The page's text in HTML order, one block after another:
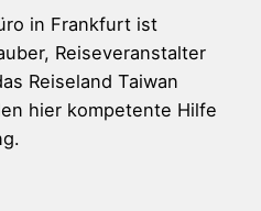
in Frankfurt ist
Reiseveranstalter
Reiseland Taiwan
hier kompetente Hilfe